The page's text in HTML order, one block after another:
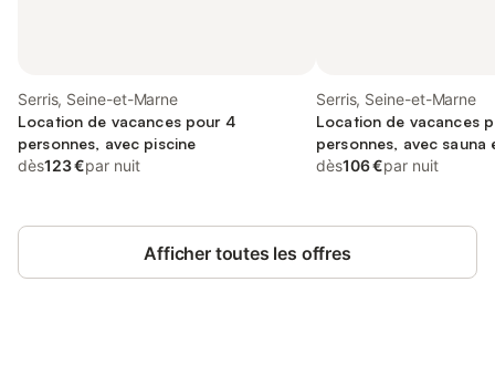
Serris, Seine-et-Marne
Location de vacances pour 4
personnes, avec piscine
dès123 €par nuit
Serris, Seine-et-Marne
Location de vacances
personnes, avec sauna
dès106 €par nuit
Afficher toutes les offres